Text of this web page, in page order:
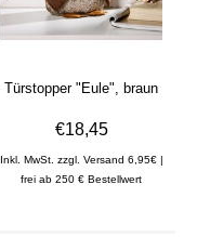
Türstopper "Eule", braun
€18,45
Inkl. MwSt. zzgl. Versand 6,95€ |
frei ab 250 € Bestellwert